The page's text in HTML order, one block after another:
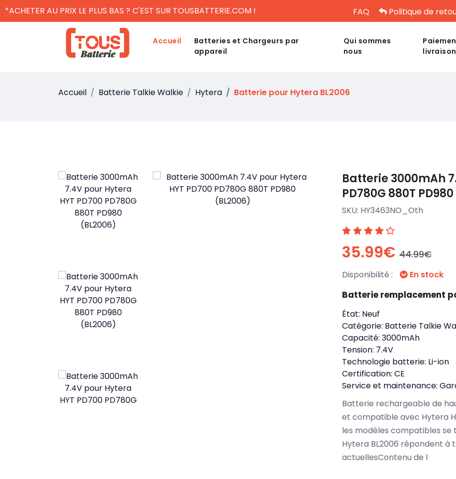
*ACHETER AU PRIX LE PLUS BAS ? C'EST SUR TOUSBATTERIE.COM ! FAQ Politique de
Accueil
Batteries et Chargeurs par
appareil
Qui sommes
nous
livraison
Accueil Batterie Talkie Walkie Hytera Batterie pour Hytera BL2006
Batterie 3000mAh
PD780G 880T
SKU: HY3463NO_Oth
35.99€ 44.99€
Disponibilité : En stock
Batterie remplacement
État: Neuf
Catégorie: Batterie Talkie
Capacité: 3000mAh
Tension: 7.4V
Technologie batterie: Li-ion
Certification: CE
Service et maintenance:
Batterie rechargeable de
et compatible avec Hytera
les modèles compatibles
Hytera BL2006 répondent à
actuellesContenu de l